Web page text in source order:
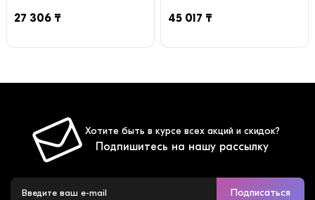
27 306 ₸ 45 017 ₸
Хотите быть в курсе всех акций и скидок?
Подпишитесь на нашу рассылку
Подписаться